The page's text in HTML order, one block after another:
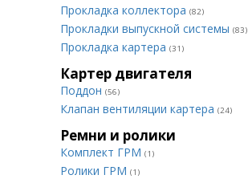
Прокладка коллектора (82)
Прокладки выпускной системы (83)
Прокладка картера (31)
Картер двигателя
Поддон (56)
Клапан вентиляции картера (24)
Ремни и ролики
Комплект ГРМ (1)
Ролики ГРМ (1)